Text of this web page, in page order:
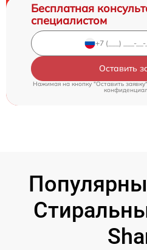
Бесплатная
специалистом
Оставить
Нажимая на кнопку "Оставить